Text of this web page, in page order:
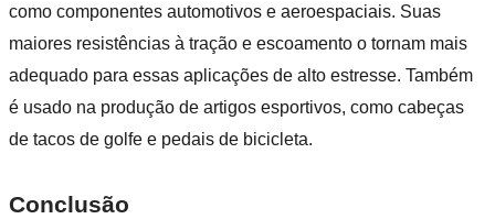
como componentes automotivos e aeroespaciais. Suas
maiores resistências à tração e escoamento o tornam mais
adequado para essas aplicações de alto estresse. Também
é usado na produção de artigos esportivos, como cabeças
de tacos de golfe e pedais de bicicleta.
Conclusão